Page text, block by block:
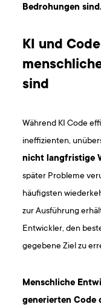
Bedrohungen sind.
KI und
sind
Während KI Code
ineffizienten,
nicht langfristige
später Probleme
häufigsten
zur Ausführung
Entwickler, den
gegebene Ziel zu
Menschliche
generierten Code